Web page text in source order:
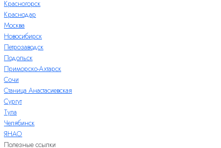
Красногорск
Краснодар
Москва
Новосибирск
Петрозаводск
Подольск
Приморско-Ахтарск
Сочи
Станица Анастасиевская
Сургут
Тула
Челябинск
ЯНАО
Полезные ссылки